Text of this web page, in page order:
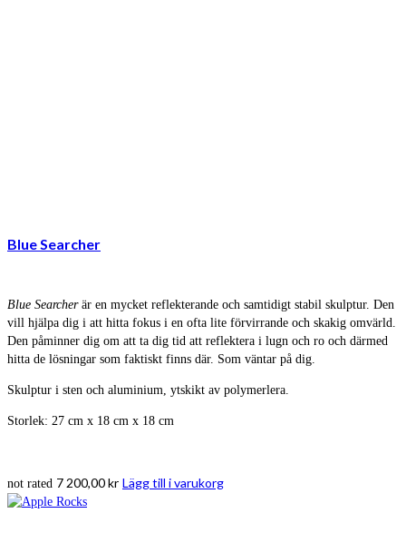
Blue Searcher
Blue Searcherär en mycket reflekterande och samtidigt stabil skulptur. Den
vill hjälpa dig i att hitta fokus i en ofta lite förvirrande och skakig omvärld.
Den påminner dig om att ta dig tid att reflektera i lugn och ro och därmed
hitta de lösningar som faktiskt finns där. Som väntar på dig.
Skulptur i sten och aluminium, ytskikt av polymerlera.
Storlek: 27 cm x 18 cm x 18 cm
not rated 7 200,00kr Lägg till i varukorg